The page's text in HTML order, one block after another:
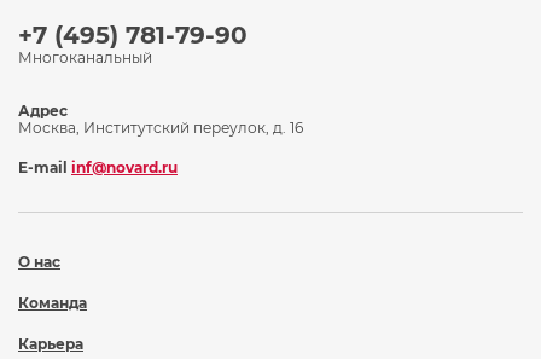
+7 (495) 781-79-90
Многоканальный
О нас
Команда
Карьера
Адрес
Москва, Институтский переулок, д. 16
E-mail inf@novard.ru